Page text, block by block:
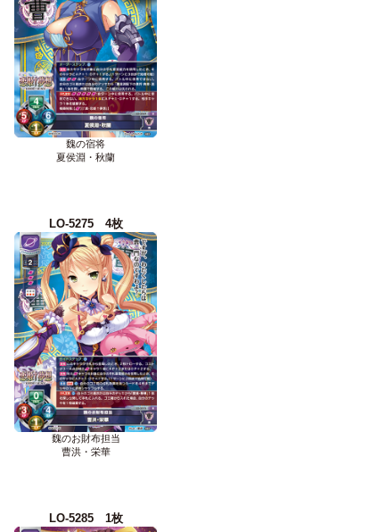
魏の宿将
夏侯淵・秋蘭
LO-5275 4枚
魏のお財布担当
曹洪・栄華
LO-5285 1枚